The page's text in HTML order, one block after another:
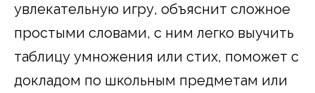
увлекательную игру, объяснит сложное
простыми словами, с ним легко выучить
таблицу умножения или стих, поможет с
докладом по школьным предметам или